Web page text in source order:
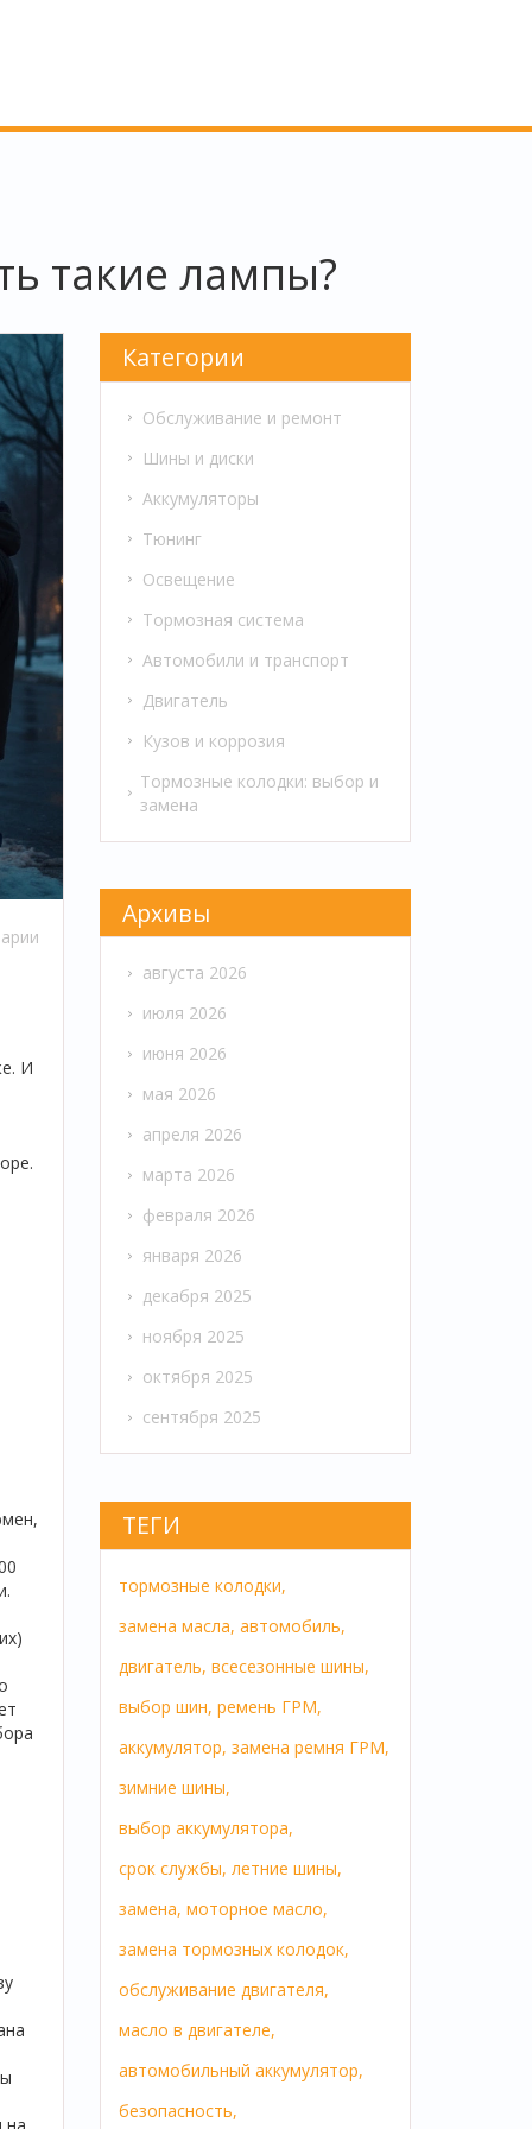
такие лампы?
И
на
Категории
Обслуживание и ремонт
Шины и диски
Аккумуляторы
Тюнинг
Освещение
Тормозная система
Автомобили и транспорт
Двигатель
Кузов и коррозия
Тормозные колодки: выбор и
замена
Архивы
августа 2026
июля 2026
июня 2026
мая 2026
апреля 2026
марта 2026
февраля 2026
января 2026
декабря 2025
ноября 2025
октября 2025
сентября 2025
ТЕГИ
тормозные колодки,
замена масла, автомобиль,
двигатель, всесезонные шины,
выбор шин, ремень ГРМ,
аккумулятор, замена ремня ГРМ,
зимние шины,
выбор аккумулятора,
срок службы, летние шины,
замена, моторное масло,
замена тормозных колодок,
обслуживание двигателя,
масло в двигателе,
автомобильный аккумулятор,
безопасность,